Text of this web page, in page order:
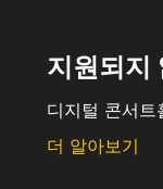
지원되지
디지털 콘서
더 알아보기